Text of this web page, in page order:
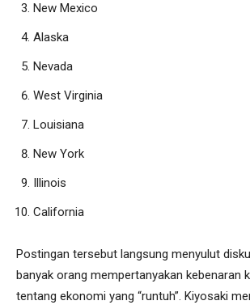
New Mexico
Alaska
Nevada
West Virginia
Louisiana
New York
Illinois
California
Postingan tersebut langsung menyulut
banyak orang mempertanyakan kebenaran
tentang ekonomi yang “runtuh”. Kiyosaki